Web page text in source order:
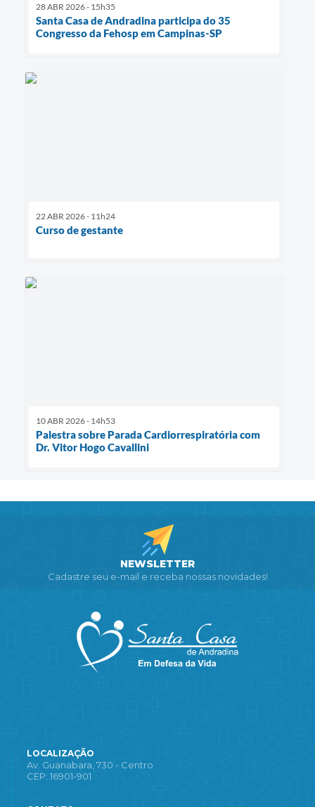
28 ABR 2026 - 15h35
Santa Casa de Andradina participa do 35
Congresso da Fehosp em Campinas-SP
22 ABR 2026 - 11h24
Curso de gestante
10 ABR 2026 - 14h53
Palestra sobre Parada Cardiorrespiratória com
Dr. Vitor Hogo Cavallini
NEWSLETTER
Cadastre seu e-mail e receba nossas novidades!
LOCALIZAÇÃO
Av. Guanabara, 730 - Centro
CEP: 16901-901